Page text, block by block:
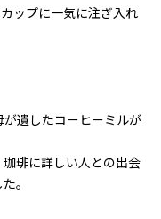
ップに一気に注ぎ入れ
遺したコーヒーミルが
琲に詳しい人との出会
。